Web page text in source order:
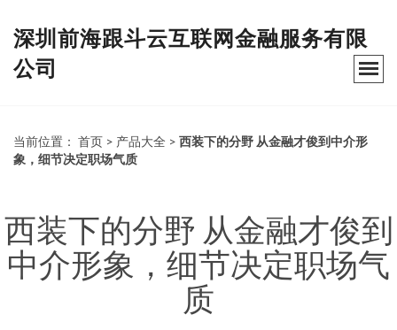
深圳前海跟斗云互联网金融服务有限
公司
当前位置： 首页 > 产品大全 > 西装下的分野 从金融才俊到中介形
象，细节决定职场气质
西装下的分野 从金融才俊到
中介形象，细节决定职场气
质